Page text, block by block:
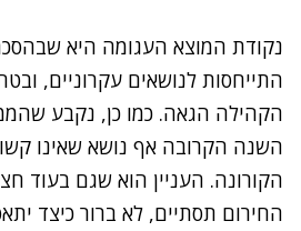
נקודת המוצא העגומה היא שבהסכם
התייחסות לנושאים עקרוניים,
הקהילה הגאה. כמו כן, נקבע
השנה הקרובה אף נושא שאינו
הקורונה. העניין הוא שגם בעוד
החירום תסתיים, לא ברור כיצד